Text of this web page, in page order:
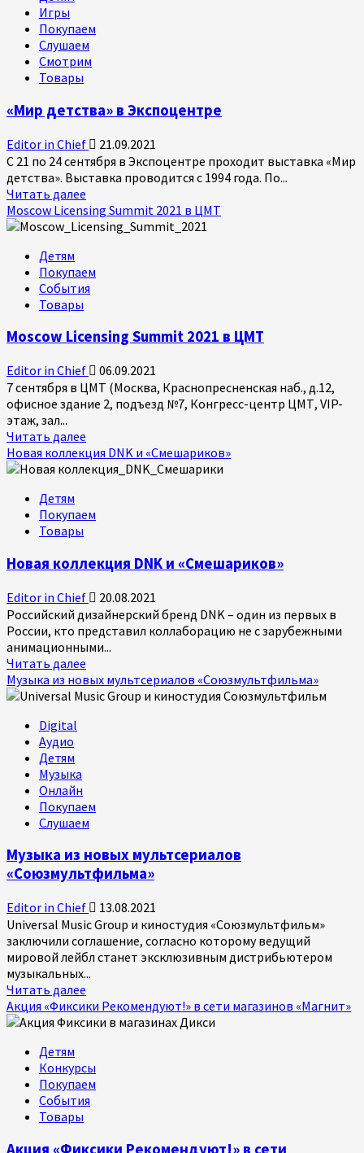
«Малышариков»
Игры
Покупаем
Слушаем
Смотрим
Товары
«Мир детства» в Экспоцентре
Editor in Chief
21.09.2021
С 21 по 24 сентября в Экспоцентре проходит выставка «Мир
детства». Выставка проводится с 1994 года. По...
Читать далее
больше
о
в
Экспоцентре
Mosсow Licensing Summit 2021 в ЦМТ
Детям
Покупаем
События
Товары
Mosсow Licensing Summit 2021 в ЦМТ
Editor in Chief
06.09.2021
7 сентября в ЦМТ (Москва, Краснопресненская наб., д.12,
офисное здание 2, подъезд №7, Конгресс-центр ЦМТ, VIP-
этаж, зал...
Читать далее
больше
о
Summit
ЦМТ
Новая коллекция DNK и «Смешариков»
Детям
Покупаем
Товары
Новая коллекция DNK и «Смешариков»
Editor in Chief
20.08.2021
Российский дизайнерский бренд DNK – один из первых в
России, кто представил коллаборацию не с зарубежными
анимационными...
Читать далее
больше
о
Музыка из новых мультсериалов «Союзмультфильма»
Digital
Аудио
Детям
Музыка
Онлайн
Покупаем
Слушаем
Музыка из новых мультсериалов
«Союзмультфильма»
Editor in Chief
13.08.2021
Universal Music Group и киностудия «Союзмультфильм»
заключили соглашение, согласно которому ведущий
мировой лейбл станет эксклюзивным дистрибьютером
музыкальных...
Читать далее
больше
о
новых
мультсериалов
«Союзмультфильма»
Акция «Фиксики Рекомендуют!» в сети магазинов «Магнит»
Детям
Конкурсы
Покупаем
События
Товары
Акция «Фиксики Рекомендуют!» в сети